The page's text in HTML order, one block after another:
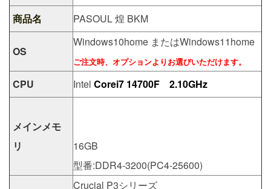
商品名
PASOUL 煌 BKM
OS
Windows10home またはWindows11home
ご注文時、オプションよりお選びいただけます。
CPU Intel Corei7 14700F 2.10GHz
メインメモ
リ
16GB
型番:DDR4-3200(PC4-25600)
Crucial P3シリーズ